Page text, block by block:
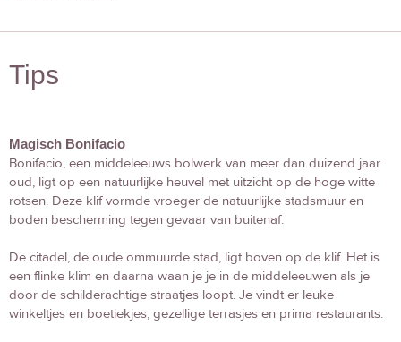
Tips
Magisch Bonifacio
Bonifacio, een middeleeuws bolwerk van meer dan duizend jaar
oud, ligt op een natuurlijke heuvel met uitzicht op de hoge witte
rotsen. Deze klif vormde vroeger de natuurlijke stadsmuur en
boden bescherming tegen gevaar van buitenaf.
De citadel, de oude ommuurde stad, ligt boven op de klif. Het is
een flinke klim en daarna waan je je in de middeleeuwen als je
door de schilderachtige straatjes loopt. Je vindt er leuke
winkeltjes en boetiekjes, gezellige terrasjes en prima restaurants.